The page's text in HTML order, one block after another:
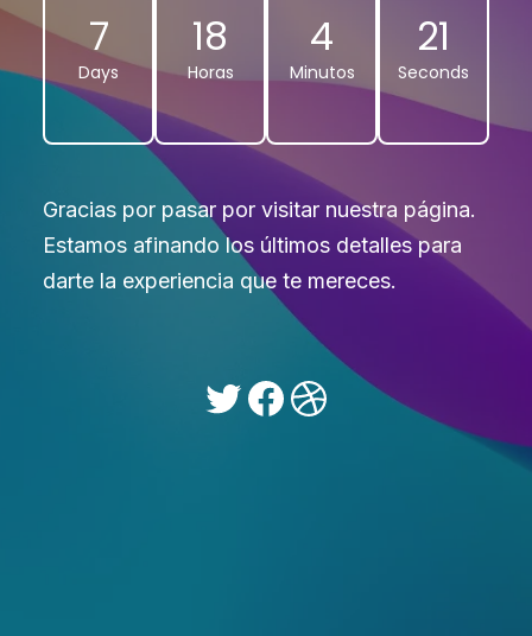
7
Days
18
Horas
4
Minutos
20
Seconds
Gracias por pasar por visitar nuestra página.
Estamos afinando los últimos detalles para
darte la experiencia que te mereces.
Twitter
Facebook
Dribbble